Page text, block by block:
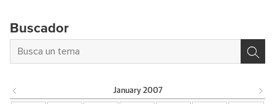
Buscador
January 2007